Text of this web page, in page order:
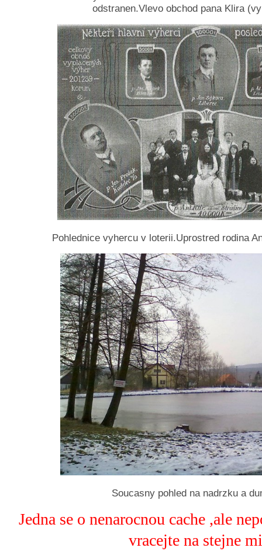
odstranen.Vlevo obchod pana Klira
Pohlednice vyhercu v loterii.Uprostred rodina
Soucasny pohled na nadrzku a
Jedna se o nenarocnou cache ,ale
vracejte na stejne